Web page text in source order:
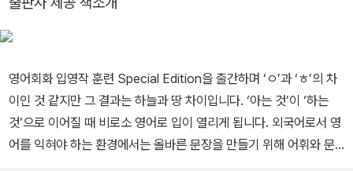
어를 배우고자 노력하는 모든 이들과 나누기 위해 2009년 여름 귀국
했다. 강남 YBM 어학원과 메가잉글리시의 대표 영어 강사인 그는,
적극적인 커뮤니케이션을 위해 영어 카페 www.iamsuper.co.kr을
운영하고 있다. Global ESL Forum FightEnglish, LLC. 편집장 l
University of San Diego(UCSD)에서 TESOL 수료 Montclair
State University(미국 뉴저지 주립대) 최우수 졸업 l Boonton Hi
영어회화 입영작 훈련 Special Edition을 출간하며 ‘ㅇ’과 ‘ㅎ’의 차
이인 것 같지만 그 결과는 하늘과 땅 차이입니다. ‘아는 것’이 ‘하는
것’으로 이어질 때 비로소 영어로 입이 열리게 됩니다. 외국어로서 영
어를 익혀야 하는 환경에서는 올바른 문장을 만들기 위해 어휘와 문